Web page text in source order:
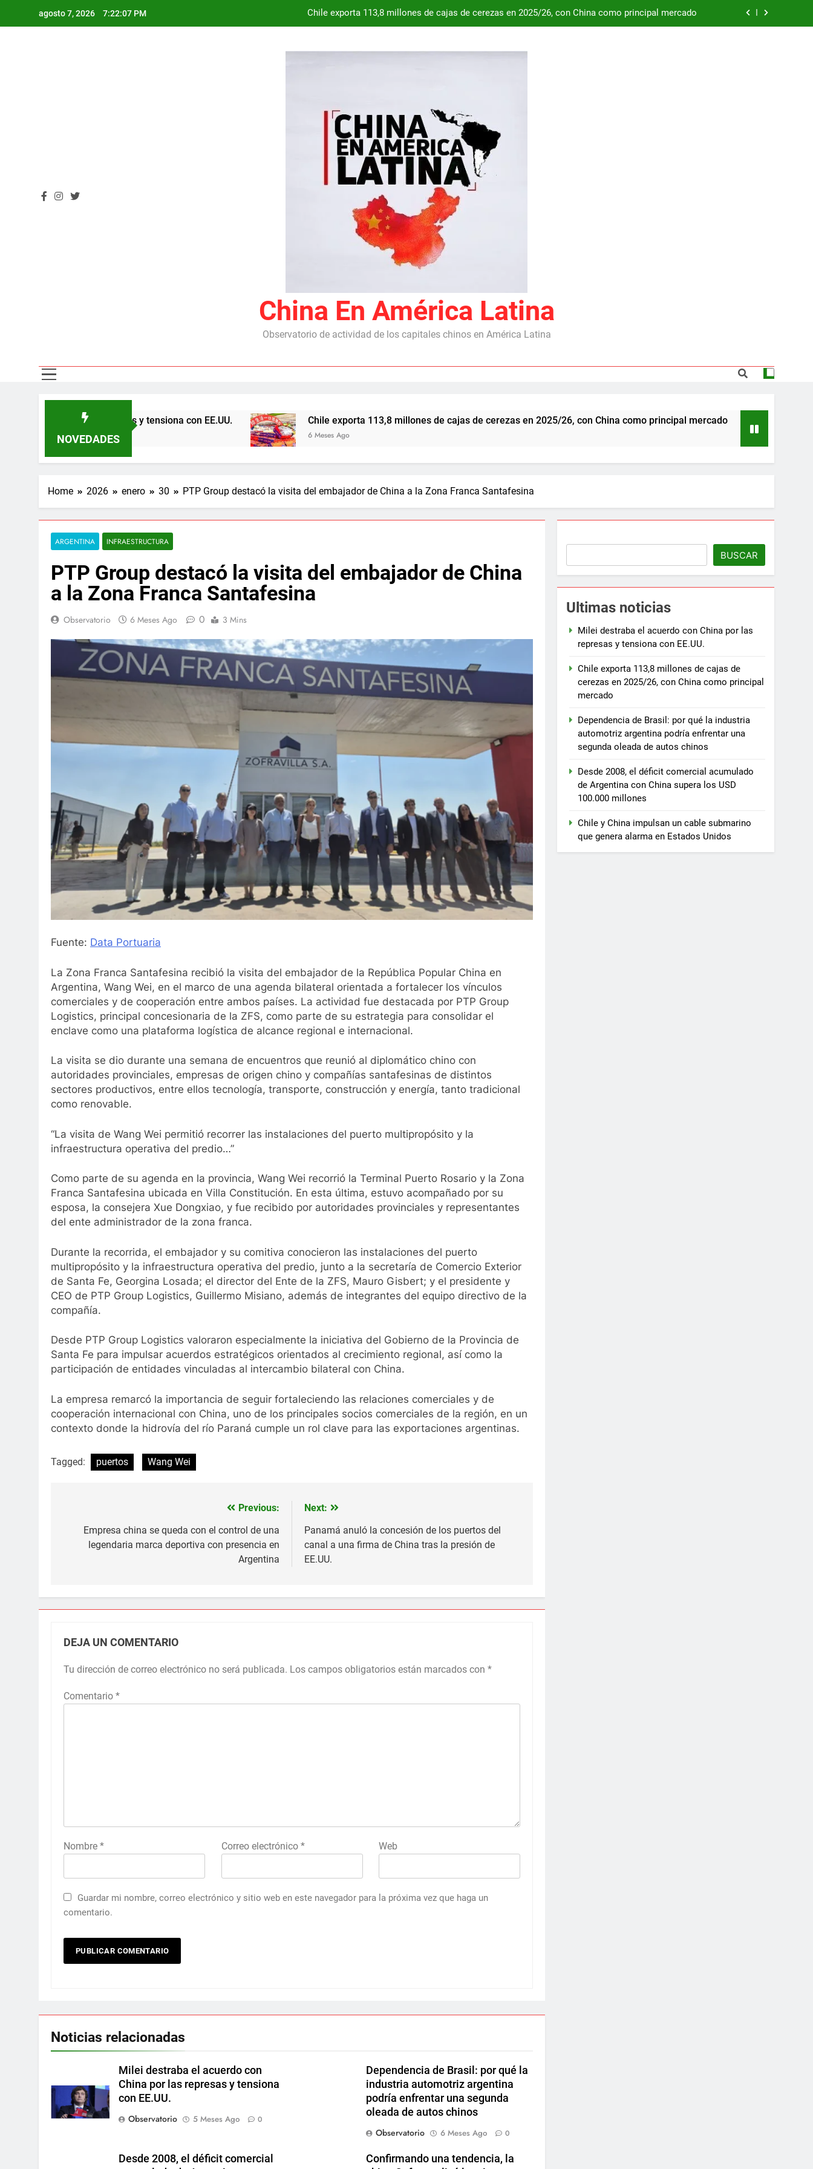
agosto 7, 2026 7:22:08 PM Chile exporta 113,8 millones de cajas de cerezas en 2025/26, con China como principal mercado
Chile exporta 113,8 millones de cajas de cerezas en 2025/26, con China como principal mercado
Dependencia de Brasil: por qué la industria automotriz argentina podría enfrentar una segunda oleada de
Desde 2008, el déficit comercial acumulado de Argentina con China supera los USD 100.000 millones
China En América Latina
Observatorio de actividad de los capitales chinos en América Latina
NOVEDADES
las represas y tensiona con EE.UU. Chile exporta 113,8 millones de cajas de cerezas en 2025/26, con China como principal mercado
6 Meses Ago 6 Meses Ago
Home 2026 enero 30 PTP Group destacó la visita del embajador de China a la Zona Franca Santafesina
ARGENTINA INFRAESTRUCTURA
PTP Group destacó la visita del embajador de China
a la Zona Franca Santafesina
Observatorio 6 Meses Ago 0 3 Mins
Fuente: Data Portuaria
La Zona Franca Santafesina recibió la visita del embajador de la República Popular China en
Argentina, Wang Wei, en el marco de una agenda bilateral orientada a fortalecer los vínculos
comerciales y de cooperación entre ambos países. La actividad fue destacada por PTP Group
Logistics, principal concesionaria de la ZFS, como parte de su estrategia para consolidar el
enclave como una plataforma logística de alcance regional e internacional.
La visita se dio durante una semana de encuentros que reunió al diplomático chino con
autoridades provinciales, empresas de origen chino y compañías santafesinas de distintos
sectores productivos, entre ellos tecnología, transporte, construcción y energía, tanto tradicional
como renovable.
“La visita de Wang Wei permitió recorrer las instalaciones del puerto multipropósito y la
infraestructura operativa del predio…”
Como parte de su agenda en la provincia, Wang Wei recorrió la Terminal Puerto Rosario y la Zona
Franca Santafesina ubicada en Villa Constitución. En esta última, estuvo acompañado por su
esposa, la consejera Xue Dongxiao, y fue recibido por autoridades provinciales y representantes
del ente administrador de la zona franca.
Durante la recorrida, el embajador y su comitiva conocieron las instalaciones del puerto
multipropósito y la infraestructura operativa del predio, junto a la secretaría de Comercio Exterior
de Santa Fe, Georgina Losada; el director del Ente de la ZFS, Mauro Gisbert; y el presidente y
CEO de PTP Group Logistics, Guillermo Misiano, además de integrantes del equipo directivo de la
compañía.
Desde PTP Group Logistics valoraron especialmente la iniciativa del Gobierno de la Provincia de
Santa Fe para impulsar acuerdos estratégicos orientados al crecimiento regional, así como la
participación de entidades vinculadas al intercambio bilateral con China.
La empresa remarcó la importancia de seguir fortaleciendo las relaciones comerciales y de
cooperación internacional con China, uno de los principales socios comerciales de la región, en un
contexto donde la hidrovía del río Paraná cumple un rol clave para las exportaciones argentinas.
Tagged: puertos Wang Wei
entradas
Previous:
Empresa china se queda con el control de una
legendaria marca deportiva con presencia en
Argentina
Next:
Panamá anuló la concesión de los puertos del
canal a una firma de China tras la presión de
EE.UU.
DEJA UN COMENTARIO
Tu dirección de correo electrónico no será publicada. Los campos obligatorios están marcados con *
Comentario *
Nombre * Correo electrónico * Web
Guardar mi nombre, correo electrónico y sitio web en este navegador para la próxima vez que haga un
comentario.
Noticias relacionadas
Milei destraba el acuerdo con
China por las represas y tensiona
con EE.UU.
Observatorio
5 Meses Ago 0
Dependencia de Brasil: por qué la
industria automotriz argentina
podría enfrentar una segunda
oleada de autos chinos
Observatorio
6 Meses Ago 0
Desde 2008, el déficit comercial
Confirmando una tendencia, la
BUSCAR
Ultimas noticias
Milei destraba el acuerdo con China por las
represas y tensiona con EE.UU.
Chile exporta 113,8 millones de cajas de
cerezas en 2025/26, con China como principal
mercado
Dependencia de Brasil: por qué la industria
automotriz argentina podría enfrentar una
segunda oleada de autos chinos
Desde 2008, el déficit comercial acumulado
de Argentina con China supera los USD
100.000 millones
Chile y China impulsan un cable submarino
que genera alarma en Estados Unidos